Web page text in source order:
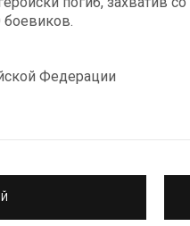
боевиков.
Федерации